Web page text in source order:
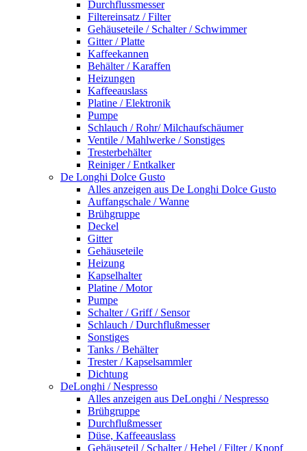
Durchflussmesser
Filtereinsatz / Filter
Gehäuseteile / Schalter / Schwimmer
Gitter / Platte
Kaffeekannen
Behälter / Karaffen
Heizungen
Kaffeeauslass
Platine / Elektronik
Pumpe
Schlauch / Rohr/ Milchaufschäumer
Ventile / Mahlwerke / Sonstiges
Tresterbehälter
Reiniger / Entkalker
De Longhi Dolce Gusto
Alles anzeigen aus De Longhi Dolce Gusto
Auffangschale / Wanne
Brühgruppe
Deckel
Gitter
Gehäuseteile
Heizung
Kapselhalter
Platine / Motor
Pumpe
Schalter / Griff / Sensor
Schlauch / Durchflußmesser
Sonstiges
Tanks / Behälter
Trester / Kapselsammler
Dichtung
DeLonghi / Nespresso
Alles anzeigen aus DeLonghi / Nespresso
Brühgruppe
Durchflußmesser
Düse, Kaffeeauslass
Gehäuseteil / Schalter / Hebel / Filter / Knopf